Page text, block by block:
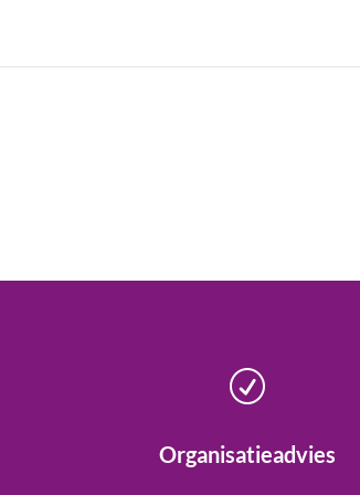
R
Organisatieadvies